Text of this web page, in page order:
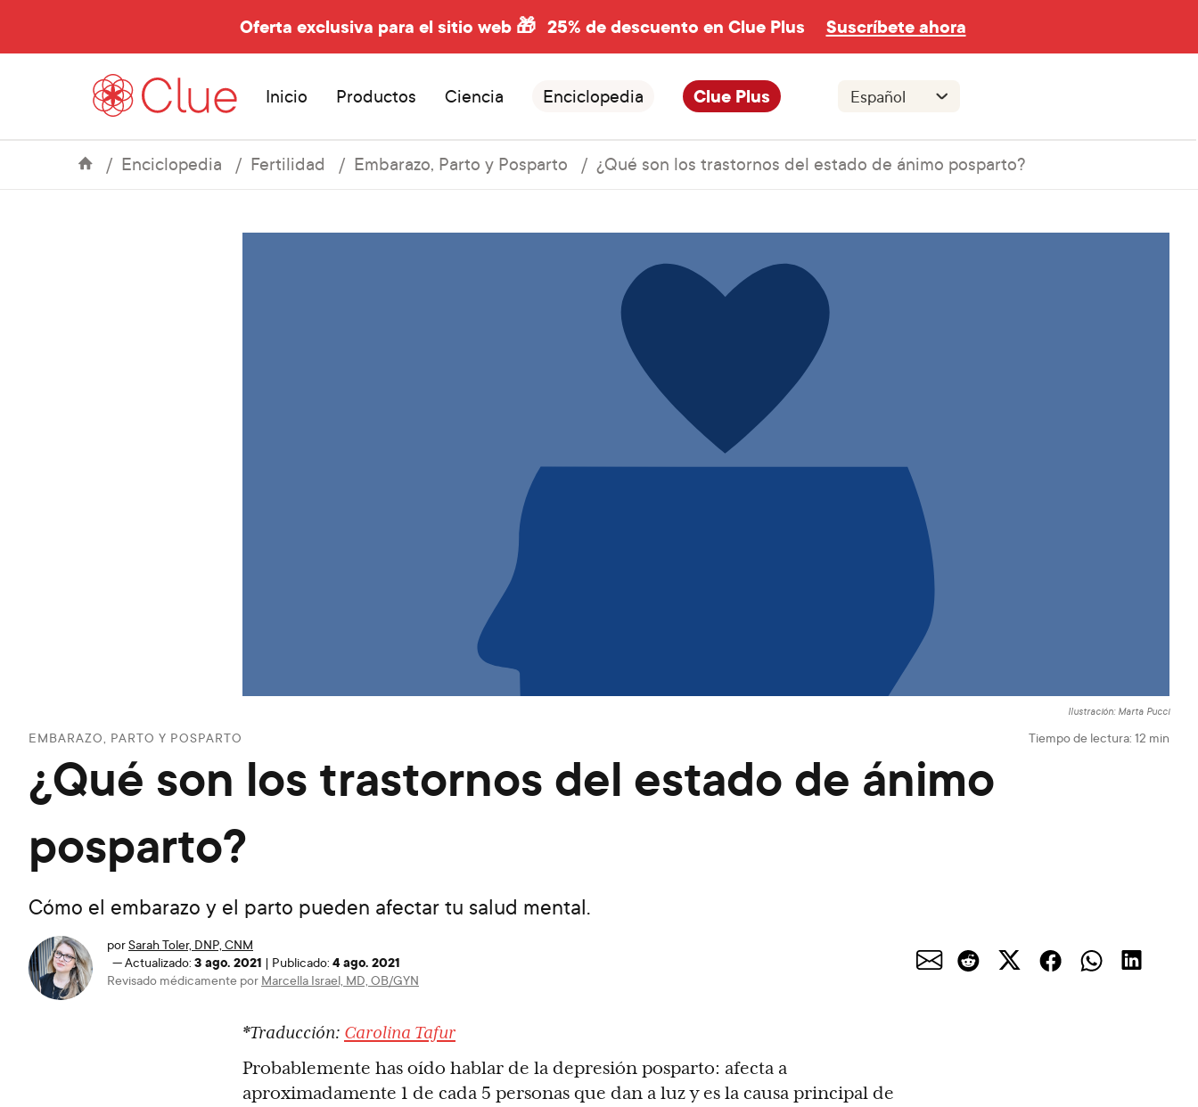
Oferta exclusiva para el sitio web 🎁 25% de descuento en Clue Plus Suscríbete ahora
Inicio Productos Ciencia Enciclopedia Clue Plus
Enciclopedia Fertilidad Embarazo, Parto y Posparto ¿Qué son los trastornos del estado de ánimo posparto?
Ilustración: Marta Pucci
EMBARAZO, PARTO Y POSPARTO Tiempo de lectura: 12 min
¿Qué son los trastornos del estado de ánimo
posparto?
Cómo el embarazo y el parto pueden afectar tu salud mental.
porSarah Toler, DNP, CNM
—Actualizado: 3 ago. 2021 | Publicado: 4 ago. 2021
Revisado médicamente por Marcella Israel, MD, OB/GYN
*Traducción: Carolina Tafur
Probablemente has oído hablar de la depresión posparto: afecta a
aproximadamente 1 de cada 5 personas que dan a luz y es la causa principal de